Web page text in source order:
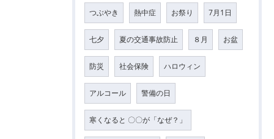
つぶやき 熱中症 お祭り 7月1日
七夕 夏の交通事故防止 ８月 お盆
防災 社会保険 ハロウィン
アルコール 警備の日
寒くなると 〇〇が「なぜ？」